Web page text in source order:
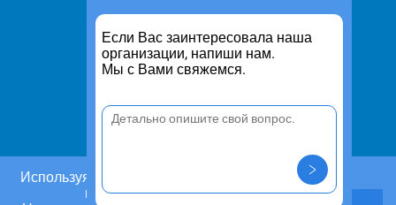
Если Вас заинтересовала наша
организации, напиши нам.
Мы с Вами свяжемся.
Используя этот сайт, Вы даете согласие на
использование cookies.
Дропшиппинг
Транспортные услуги
Информация
Политика конфиденциальности
Контакты